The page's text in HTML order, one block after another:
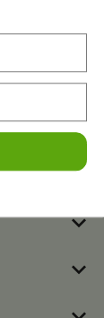
i
odnaleźć
keyboard_arrow_down
keyboard_arrow_down